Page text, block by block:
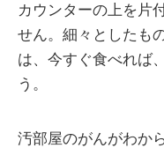
カウンターの上を片
せん。細々としたも
は、今すぐ食べれば
う。
汚部屋のがんがわか